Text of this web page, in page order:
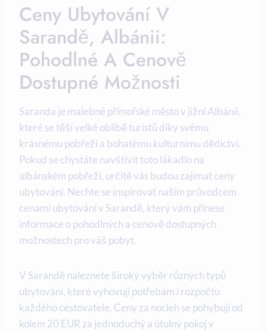
Ceny Ubytování‍ V
Sarandě, Albánii:
Pohodlné A ⁤cenově
Dostupné Možnosti
Saranda je malebné přímořské město v jižní Albánii,⁤
které se těší velké oblibě turistů díky svému
krásnému pobřeží a⁣ bohatému kulturnímu dědictví.‍
Pokud se chystáte navštívit toto lákadlo ⁤na
albánském pobřeží, určitě vás budou⁤ zajímat ceny
ubytování. Nechte se inspirovat naším průvodcem
cenami ubytování v Sarandě, který​ vám přinese
informace o pohodlných a cenově dostupných
možnostech ‌pro váš‍ pobyt.
V Sarandě naleznete⁢ široký výběr různých typů⁣
ubytování, které vyhovují potřebám i⁢ rozpočtu
každého cestovatele.​ Ceny za‌ nocleh ⁢se pohybují od
kolem⁤ 20 EUR ⁢za jednoduchý a útulný pokoj⁢ v